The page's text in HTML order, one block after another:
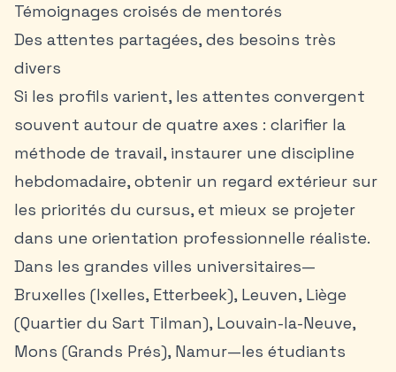
Témoignages croisés de mentorés
Des attentes partagées, des besoins très
divers
Si les profils varient, les attentes convergent
souvent autour de quatre axes : clarifier la
méthode de travail, instaurer une discipline
hebdomadaire, obtenir un regard extérieur sur
les priorités du cursus, et mieux se projeter
dans une orientation professionnelle réaliste.
Dans les grandes villes universitaires—
Bruxelles (Ixelles, Etterbeek), Leuven, Liège
(Quartier du Sart Tilman), Louvain-la-Neuve,
Mons (Grands Prés), Namur—les étudiants